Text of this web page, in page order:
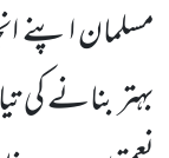
مسلمان اپنے
بہتر بنانے کی